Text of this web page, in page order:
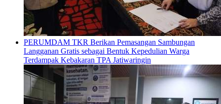
PERUMDAM TKR Berikan Pemasangan Sambungan
Langganan Gratis sebagai Bentuk Kepedulian Warga
Terdampak Kebakaran TPA Jatiwaringin